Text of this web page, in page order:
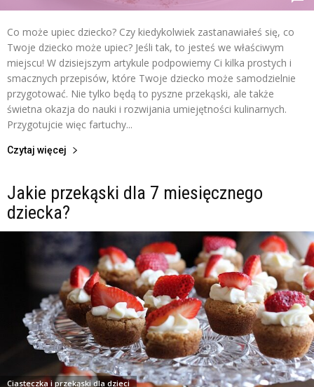
Co może upiec dziecko? Czy kiedykolwiek zastanawiałeś się, co
Twoje dziecko może upiec? Jeśli tak, to jesteś we właściwym
miejscu! W dzisiejszym artykule podpowiemy Ci kilka prostych i
smacznych przepisów, które Twoje dziecko może samodzielnie
przygotować. Nie tylko będą to pyszne przekąski, ale także
świetna okazja do nauki i rozwijania umiejętności kulinarnych.
Przygotujcie więc fartuchy...
Czytaj więcej
Jakie przekąski dla 7 miesięcznego
dziecka?
Ciasteczka i przekąski dla dzieci